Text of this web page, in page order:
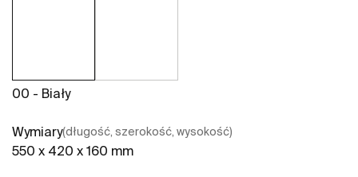
00 - Biały
Wymiary(długość, szerokość, wysokość)
550 x 420 x 160 mm